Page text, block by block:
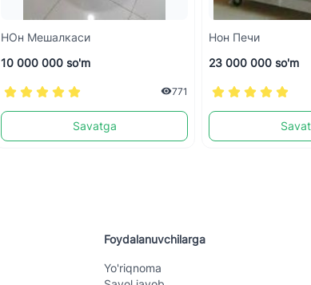
НОн Мешалкаси
10 000 000 so'm
771
Savatga
Нон Печи
23 000 000 so'm
Foydalanuvchilarga
Yo'riqnoma